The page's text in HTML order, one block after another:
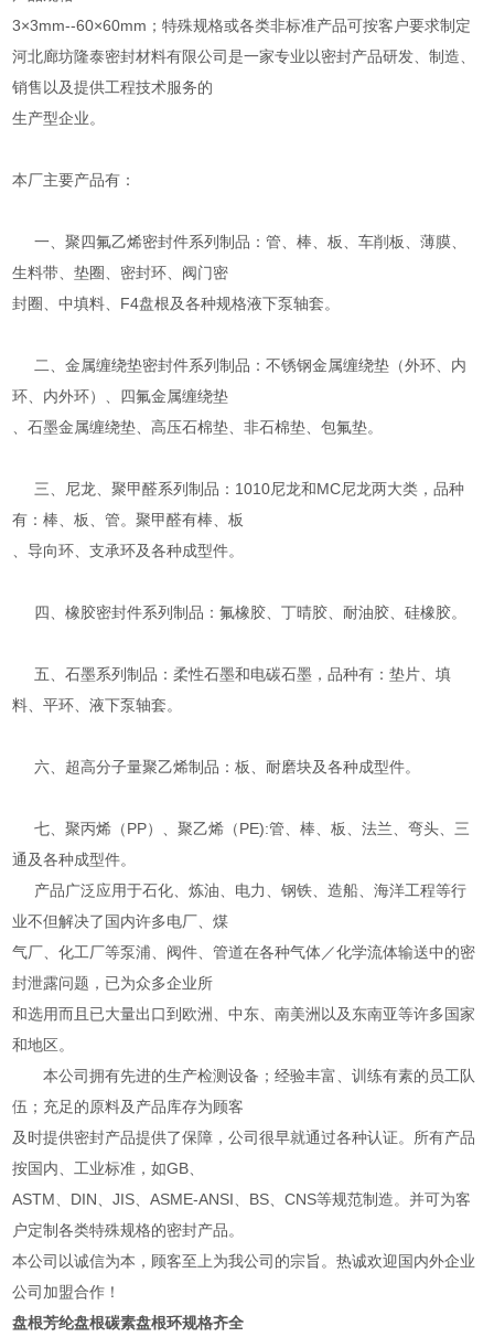
3×3mm--60×60mm；特殊规格或各类非标准产品可按客户要求制定
河北廊坊隆泰密封材料有限公司是一家专业以密封产品研发、制造、
销售以及提供工程技术服务的
生产型企业。
本厂主要产品有：
一、聚四氟乙烯密封件系列制品：管、棒、板、车削板、薄膜、
生料带、垫圈、密封环、阀门密
封圈、中填料、F4盘根及各种规格液下泵轴套。
二、金属缠绕垫密封件系列制品：不锈钢金属缠绕垫（外环、内
环、内外环）、四氟金属缠绕垫
、石墨金属缠绕垫、高压石棉垫、非石棉垫、包氟垫。
三、尼龙、聚甲醛系列制品：1010尼龙和MC尼龙两大类，品种
有：棒、板、管。聚甲醛有棒、板
、导向环、支承环及各种成型件。
四、橡胶密封件系列制品：氟橡胶、丁晴胶、耐油胶、硅橡胶。
五、石墨系列制品：柔性石墨和电碳石墨，品种有：垫片、填
料、平环、液下泵轴套。
六、超高分子量聚乙烯制品：板、耐磨块及各种成型件。
七、聚丙烯（PP）、聚乙烯（PE):管、棒、板、法兰、弯头、三
通及各种成型件。
产品广泛应用于石化、炼油、电力、钢铁、造船、海洋工程等行
业不但解决了国内许多电厂、煤
气厂、化工厂等泵浦、阀件、管道在各种气体／化学流体输送中的密
封泄露问题，已为众多企业所
和选用而且已大量出口到欧洲、中东、南美洲以及东南亚等许多国家
和地区。
本公司拥有先进的生产检测设备；经验丰富、训练有素的员工队
伍；充足的原料及产品库存为顾客
及时提供密封产品提供了保障，公司很早就通过各种认证。所有产品
按国内、工业标准，如GB、
ASTM、DIN、JIS、ASME-ANSI、BS、CNS等规范制造。并可为客
户定制各类特殊规格的密封产品。
本公司以诚信为本，顾客至上为我公司的宗旨。热诚欢迎国内外企业
公司加盟合作！
盘根芳纶盘根碳素盘根环规格齐全